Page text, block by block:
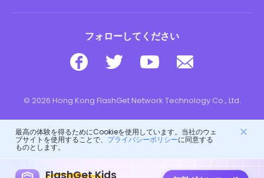
FlashGet Kids
フォローしてください
© 2026 Hong Kong FlashGet Network Technology Co., Ltd.
最高の体験を得るためにCookieを使用しています。当社のウェ
ブサイトを使用することで、 プライバシーポリシーに同意する
ものとします。